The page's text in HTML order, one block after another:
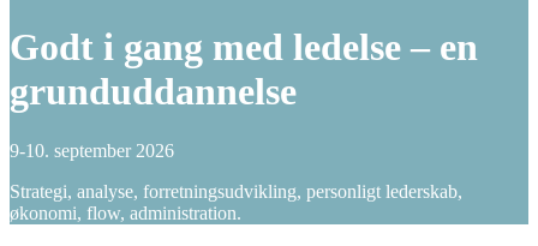
Godt i gang med ledelse – en
grunduddannelse
9-10. september 2026
Strategi, analyse, forretningsudvikling, personligt lederskab,
økonomi, flow, administration.